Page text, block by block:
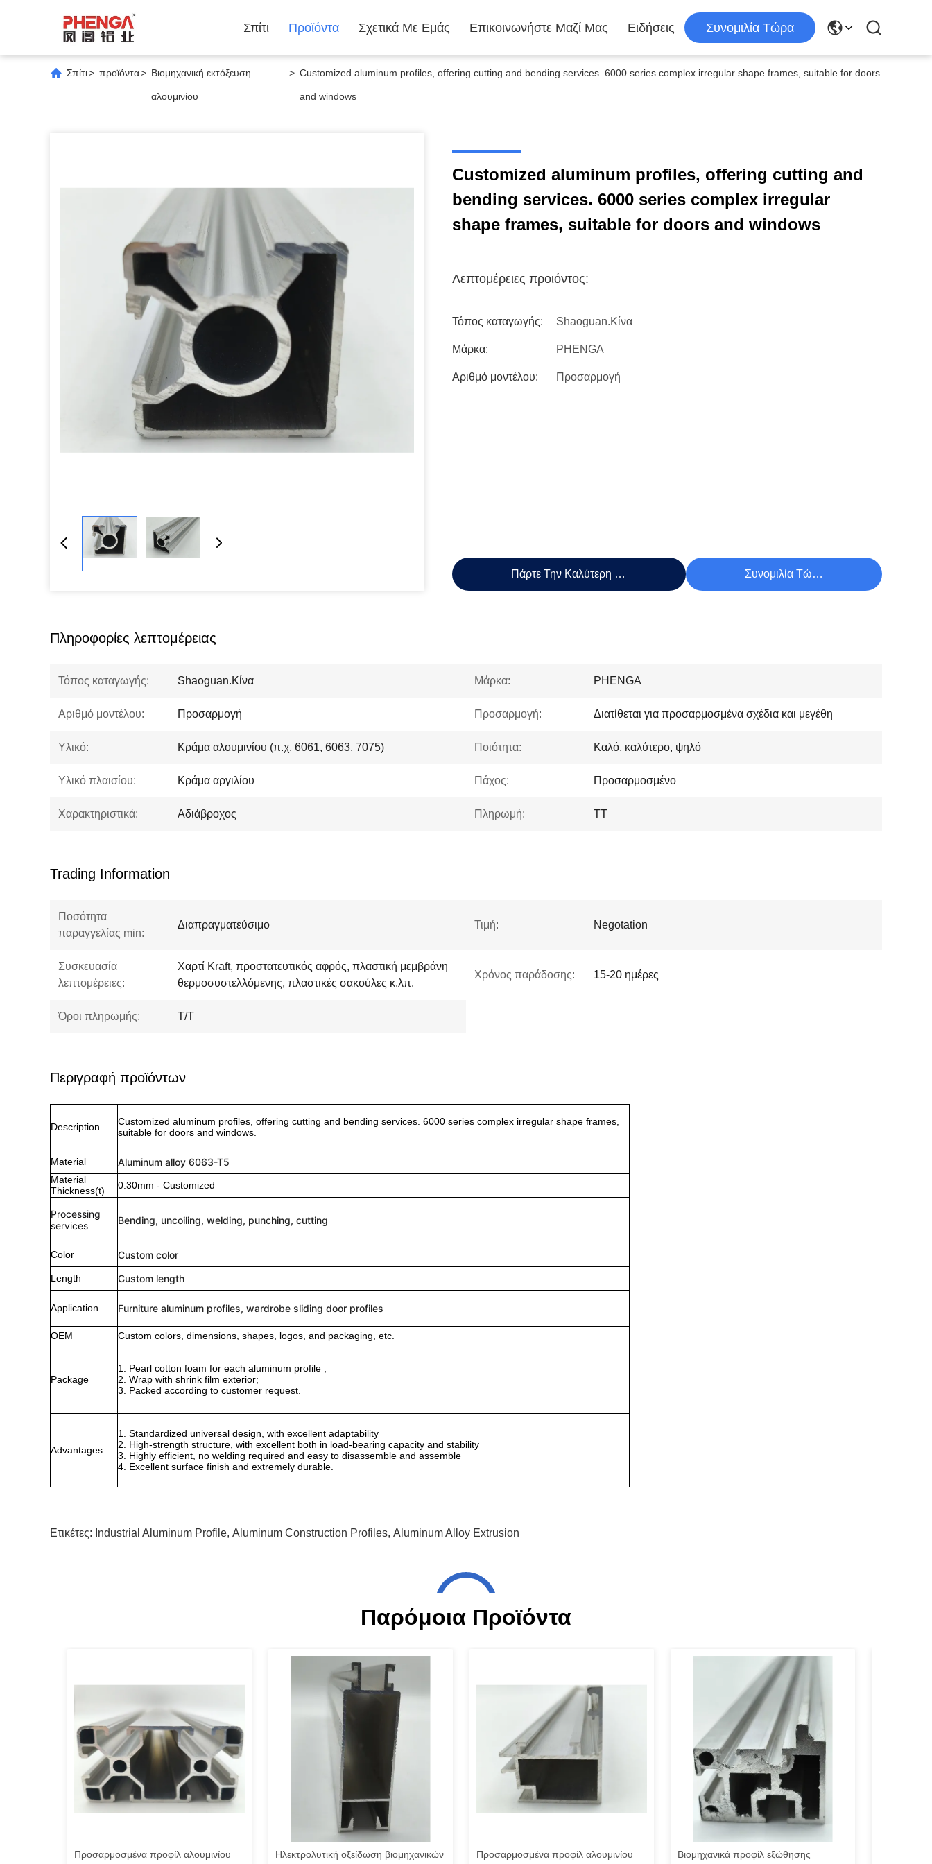
Σπίτι Προϊόντα Σχετικά Με Εμάς Επικοινωνήστε Μαζί Μας Ειδήσεις Συνομιλία Τώρα
Σπίτι> προϊόντα> Βιομηχανική εκτόξευση
αλουμινίου
> Customized aluminum profiles, offering cutting and bending services. 6000 series complex irregular shape frames, suitable for doors
and windows
Customized aluminum profiles, offering cutting and
bending services. 6000 series complex irregular
shape frames, suitable for doors and windows
Λεπτομέρειες προιόντος:
Τόπος καταγωγής: Shaoguan.Κίνα
Μάρκα: PHENGA
Αριθμό μοντέλου: Προσαρμογή
Πάρτε Την Καλύτερη Τιμή Συνομιλία Τώρα
Πληροφορίες λεπτομέρειας
Τόπος καταγωγής: Shaoguan.Κίνα Μάρκα: PHENGA
Αριθμό μοντέλου: Προσαρμογή Προσαρμογή: Διατίθεται για προσαρμοσμένα σχέδια και μεγέθη
Υλικό: Κράμα αλουμινίου (π.χ. 6061, 6063, 7075) Ποιότητα: Καλό, καλύτερο, ψηλό
Υλικό πλαισίου: Κράμα αργιλίου Πάχος: Προσαρμοσμένο
Χαρακτηριστικά: Αδιάβροχος Πληρωμή: TT
Trading Information
Ποσότητα
παραγγελίας min:
Διαπραγματεύσιμο Τιμή: Negotation
Συσκευασία
λεπτομέρειες:
Χαρτί Kraft, προστατευτικός αφρός, πλαστική μεμβράνη
θερμοσυστελλόμενης, πλαστικές σακούλες κ.λπ.
Χρόνος παράδοσης: 15-20 ημέρες
Όροι πληρωμής: T/T
Περιγραφή προϊόντων
Description
Customized aluminum profiles, offering cutting and bending services. 6000 series complex irregular shape frames,
suitable for doors and windows.
Material Aluminum alloy 6063-T5
Material
Thickness(t)
0.30mm - Customized
Processing
services
Bending, uncoiling, welding, punching, cutting
Color Custom color
Length Custom length
Application Furniture aluminum profiles, wardrobe sliding door profiles
OEM Custom colors, dimensions, shapes, logos, and packaging, etc.
Package
1. Pearl cotton foam for each aluminum profile ;
2. Wrap with shrink film exterior;
3. Packed according to customer request.
Advantages
1. Standardized universal design, with excellent adaptability
2. High-strength structure, with excellent both in load-bearing capacity and stability
3. Highly efficient, no welding required and easy to disassemble and assemble
4. Excellent surface finish and extremely durable.
Ετικέτες: Industrial Aluminum Profile, Aluminum Construction Profiles, Aluminum Alloy Extrusion
Παρόμοια Προϊόντα
Προσαρμοσμένα προφίλ αλουμινίου
Ηλεκτρολυτική οξείδωση βιομηχανικών
Προσαρμοσμένα προφίλ αλουμινίου
Βιομηχανικά προφίλ εξώθησης